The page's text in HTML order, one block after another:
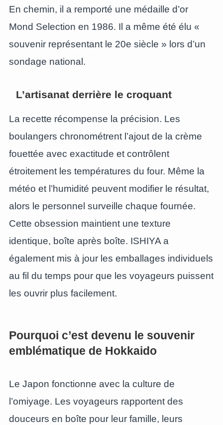
En chemin, il a remporté une médaille d’or
Mond Selection en 1986. Il a même été élu «
souvenir représentant le 20e siècle » lors d’un
sondage national.
L’artisanat derrière le croquant
La recette récompense la précision. Les
boulangers chronométrent l’ajout de la crème
fouettée avec exactitude et contrôlent
étroitement les températures du four. Même la
météo et l’humidité peuvent modifier le résultat,
alors le personnel surveille chaque fournée.
Cette obsession maintient une texture
identique, boîte après boîte. ISHIYA a
également mis à jour les emballages individuels
au fil du temps pour que les voyageurs puissent
les ouvrir plus facilement.
Pourquoi c’est devenu le souvenir
emblématique de Hokkaido
Le Japon fonctionne avec la culture de
l’omiyage. Les voyageurs rapportent des
douceurs en boîte pour leur famille, leurs